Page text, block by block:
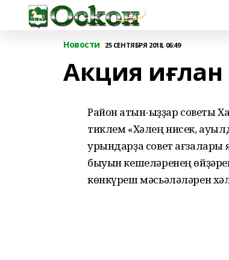
Новости 25 СЕНТЯБРЯ 2018, 06:49
Акция иғлан
Район ҡатын-ҡыҙҙар советы
тиклем «Хәлең нисек,
урындарҙа совет ағзалары
быуын кешеләренең
көнкүреш мәсьәләләрен